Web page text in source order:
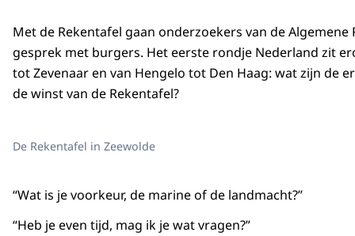
Met de Rekentafel gaan onderzoekers van de Algemene
gesprek met burgers. Het eerste rondje Nederland zit
tot Zevenaar en van Hengelo tot Den Haag: wat zijn de
de winst van de Rekentafel?
De Rekentafel in Zeewolde
“Wat is je voorkeur, de marine of de landmacht?”
“Heb je even tijd, mag ik je wat vragen?”